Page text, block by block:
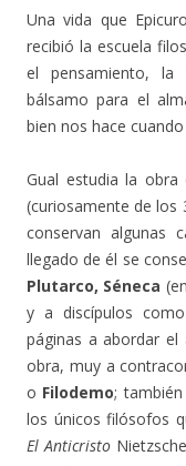
Una vida que
recibió la escuela
el pensamiento,
bálsamo para el
bien nos hace
Gual estudia la
(curiosamente de los
conservan algunas
llegado de él se
Plutarco, Séneca
y a discípulos
páginas a abordar el
obra, muy a
o Filodemo;
los únicos filósofos
El Anticristo